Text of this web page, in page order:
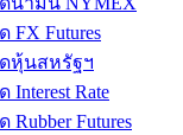
FX Futures
หุ้นสหรัฐฯ
Interest Rate
Rubber Futures